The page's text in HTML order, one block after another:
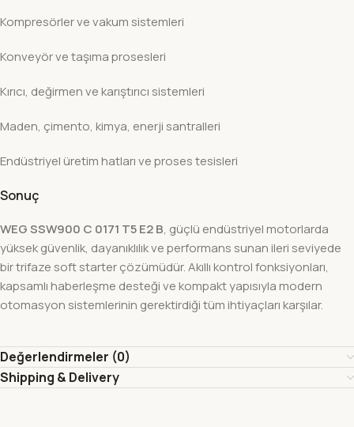
Kompresörler ve vakum sistemleri
Konveyör ve taşıma prosesleri
Kırıcı, değirmen ve karıştırıcı sistemleri
Maden, çimento, kimya, enerji santralleri
Endüstriyel üretim hatları ve proses tesisleri
Sonuç
WEG SSW900 C 0171 T5 E2 B, güçlü endüstriyel motorlarda
yüksek güvenlik, dayanıklılık ve performans sunan ileri seviyede
bir trifaze soft starter çözümüdür. Akıllı kontrol fonksiyonları,
kapsamlı haberleşme desteği ve kompakt yapısıyla modern
otomasyon sistemlerinin gerektirdiği tüm ihtiyaçları karşılar.
Değerlendirmeler (0)
Shipping & Delivery